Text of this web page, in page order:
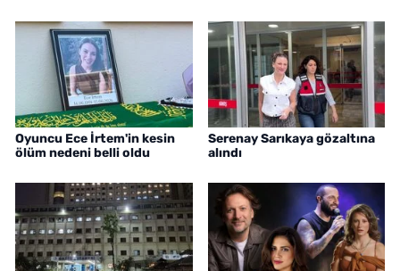
Oyuncu Ece İrtem'in kesin
ölüm nedeni belli oldu
Serenay Sarıkaya gözaltına
alındı